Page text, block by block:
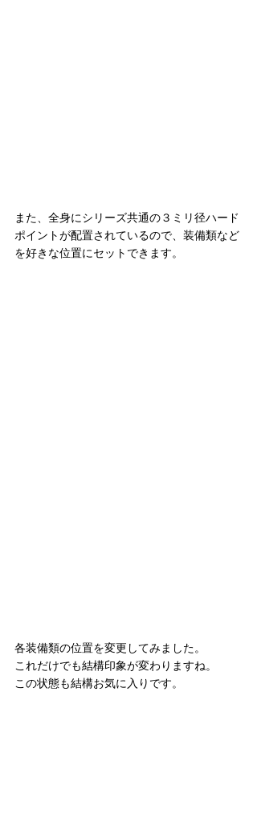
また、全身にシリーズ共通の３ミリ径ハード
ポイントが配置されているので、装備類など
を好きな位置にセットできます。
各装備類の位置を変更してみました。
これだけでも結構印象が変わりますね。
この状態も結構お気に入りです。